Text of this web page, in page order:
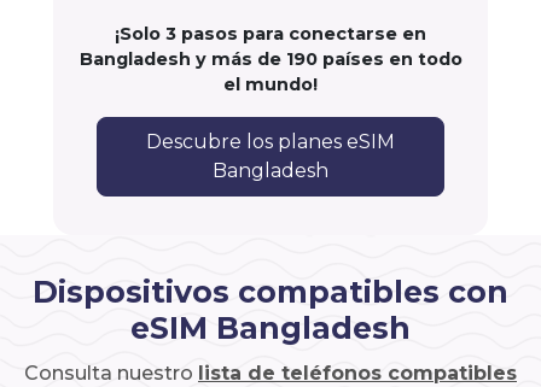
¡Solo 3 pasos para conectarse en
Bangladesh y más de 190 países en todo
el mundo!
Descubre los planes eSIM
Bangladesh
Dispositivos compatibles con
eSIM Bangladesh
Consulta nuestro lista de teléfonos compatibles